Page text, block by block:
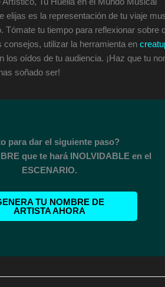
elijas es la representación de tu viaje
Tómate tu tiempo para reflexionar sobre
consejos, utilizar la herramienta en
los oídos de tu audiencia. ¡Haz que tu
soñado ser!
para dar el siguiente paso?
que te hará INOLVIDABLE en el
ESCENARIO.
TU NOMBRE DE
ARTISTA AHORA